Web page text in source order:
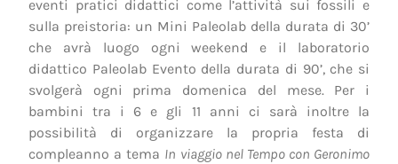
eventi pratici didattici come l’attività sui fossili e
sulla preistoria: un Mini Paleolab della durata di 30’
che avrà luogo ogni weekend e il laboratorio
didattico Paleolab Evento della durata di 90’, che si
svolgerà ogni prima domenica del mese. Per i
bambini tra i 6 e gli 11 anni ci sarà inoltre la
possibilità di organizzare la propria festa di
compleanno a tema In viaggio nel Tempo con Geronimo